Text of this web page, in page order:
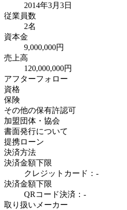
2014年3月3日
従業員数
2名
資本金
9,000,000円
売上高
120,000,000円
アフターフォロー
資格
保険
その他の保有許認可
加盟団体・協会
書面発行について
提携ローン
決済方法
決済金額下限
クレジットカード：-
決済金額下限
QRコード決済：-
取り扱いメーカー